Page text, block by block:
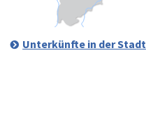
Unterkünfte in der Stadt